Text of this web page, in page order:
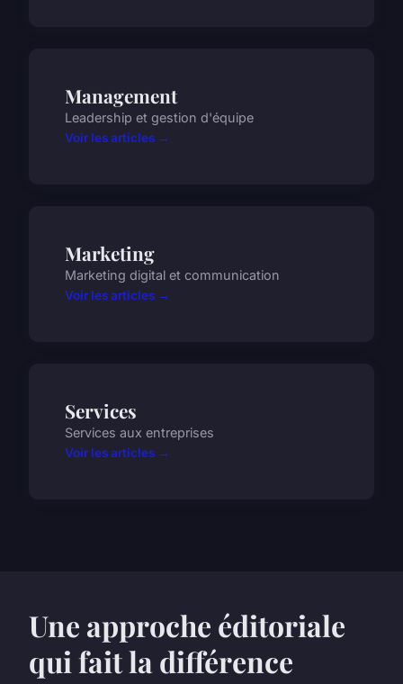
Management
Leadership et gestion d'équipe
Voir les articles →
Marketing
Marketing digital et communication
Voir les articles →
Services
Services aux entreprises
Voir les articles →
Une approche éditoriale
qui fait la différence